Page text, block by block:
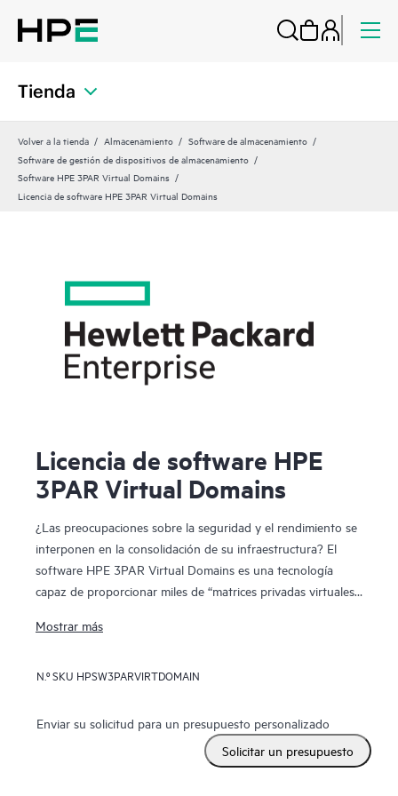
Tienda
Volver a la tienda Almacenamiento
Software de almacenamiento
Software de gestión de dispositivos de almacenamiento
Software HPE 3PAR Virtual Domains
Licencia de software HPE 3PAR Virtual Domains
Licencia de software HPE
3PAR Virtual Domains
¿Las preocupaciones sobre la seguridad y el rendimiento se
interponen en la consolidación de su infraestructura? El
software HPE 3PAR Virtual Domains es una tecnología
capaz de proporcionar miles de “matrices privadas virtuales”
Storage extremadamente escalable. Proporcionando una
y los datos de las aplicaciones, Virtual Domains permite a los
privada virtual y a las organizaciones de TI empresariales
proporcionar un almacenamiento de “autoservicio” que sea
seguro y capaz de ofrecer niveles de servicio de alta calidad.
Mostrar más
N.º SKU HPSW3PARVIRTDOMAIN
Enviar su solicitud para un presupuesto personalizado
Solicitar un presupuesto